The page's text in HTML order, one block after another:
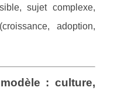
sujet complexe,
adoption,
: culture,